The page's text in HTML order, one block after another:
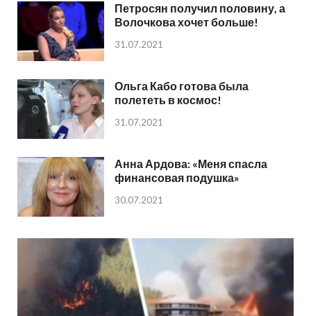
Петросян получил половину, а
Волочкова хочет больше!
31.07.2021
Ольга Кабо готова была
полететь в космос!
31.07.2021
Анна Ардова: «Меня спасла
финансовая подушка»
30.07.2021